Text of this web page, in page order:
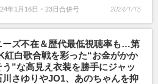
年1月16日・23日合併号 2024/1/15
ーズ不在＆歴代最低視聴率も…第
紅白歌合戦を彩った“お金がかか
う”な高見え衣装を勝手にジャッ
さゆりやJO1、あのちゃんを抑